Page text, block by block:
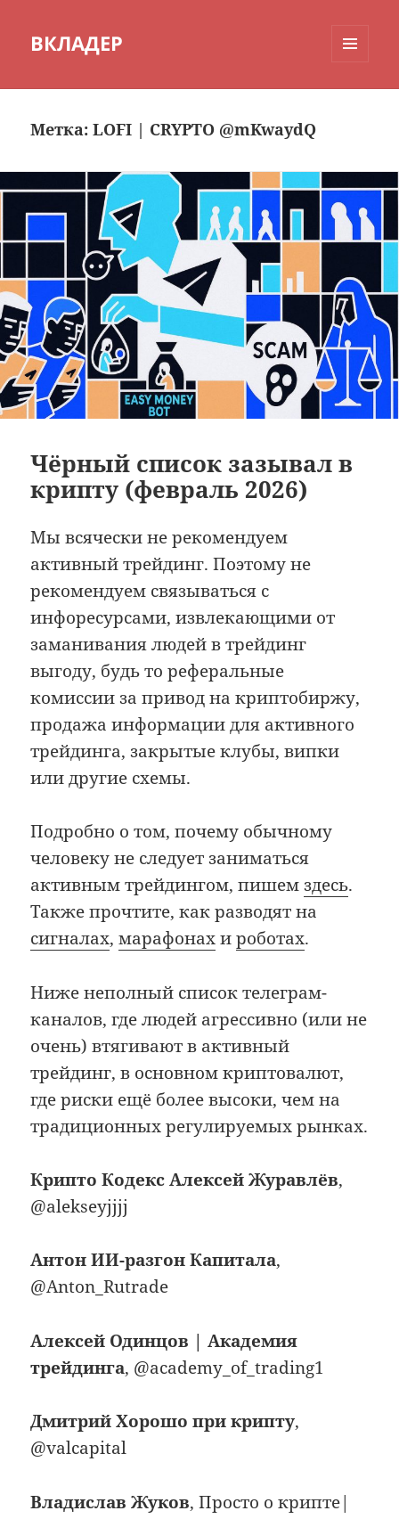
ВКЛАДЕР
Метка:LOFI | CRYPTO @mKwaydQ
Чёрный список зазывал в
крипту (февраль 2026)
Мы всячески не рекомендуем
активный трейдинг. Поэтому не
рекомендуем связываться с
инфоресурсами, извлекающими от
заманивания людей в трейдинг
выгоду, будь то реферальные
комиссии за привод на криптобиржу,
продажа информации для активного
трейдинга, закрытые клубы, випки
или другие схемы.
Подробно о том, почему обычному
человеку не следует заниматься
активным трейдингом, пишемздесь.
Также прочтите, как разводят на
сигналах,марафонахироботах.
Ниже неполный список телеграм-
каналов, где людей агрессивно (или не
очень) втягивают в активный
трейдинг, в основном криптовалют,
где риски ещё более высоки, чем на
традиционных регулируемых рынках.
Крипто Кодекс Алексей Журавлёв,
@alekseyjjjj
Антон ИИ-разгон Капитала,
@Anton_Rutrade
Алексей Одинцов | Академия
трейдинга, @academy_of_trading1
Дмитрий Хорошо при крипту,
@valcapital
Владислав Жуков, Просто о крипте|